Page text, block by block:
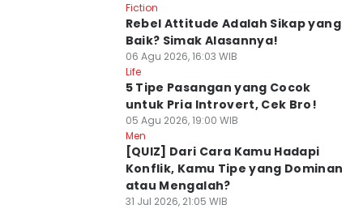
Fiction
Rebel Attitude Adalah Sikap yang
Baik? Simak Alasannya!
06 Agu 2026, 16:03 WIB
Life
5 Tipe Pasangan yang Cocok
untuk Pria Introvert, Cek Bro!
05 Agu 2026, 19:00 WIB
Men
[QUIZ] Dari Cara Kamu Hadapi
Konflik, Kamu Tipe yang Dominan
atau Mengalah?
31 Jul 2026, 21:05 WIB